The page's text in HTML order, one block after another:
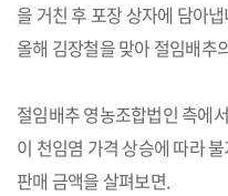
을 거친 후 포장 상자에 담아
올해 김장철을 맞아 절임배추
절임배추 영농조합법인 측에
이 천임염 가격 상승에 따라
판매 금액을 살펴보면.